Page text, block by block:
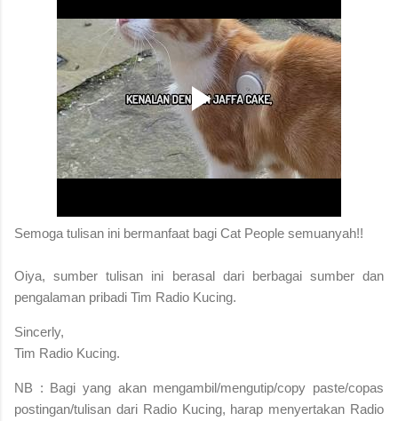
Semoga tulisan ini bermanfaat bagi Cat People semuanyah!!
Oiya, sumber tulisan ini berasal dari berbagai sumber dan
pengalaman pribadi Tim Radio Kucing.
Sincerly,
Tim Radio Kucing.
NB : Bagi yang akan mengambil/mengutip/copy paste/copas
postingan/tulisan dari Radio Kucing, harap menyertakan Radio